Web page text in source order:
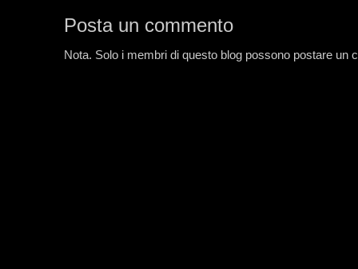
Posta un commento
Nota. Solo i membri di questo blog possono postare un